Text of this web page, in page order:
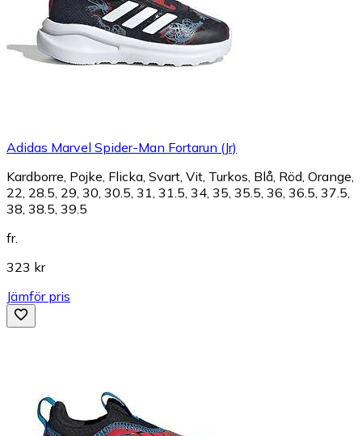
Adidas Marvel Spider-Man Fortarun (Jr)
Kardborre, Pojke, Flicka, Svart, Vit, Turkos, Blå, Röd, Orange,
22, 28.5, 29, 30, 30.5, 31, 31.5, 34, 35, 35.5, 36, 36.5, 37.5,
38, 38.5, 39.5
fr.
323 kr
Jämför pris